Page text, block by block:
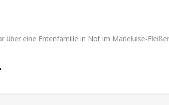
eine Entenfamilie in Not im Marieluise-